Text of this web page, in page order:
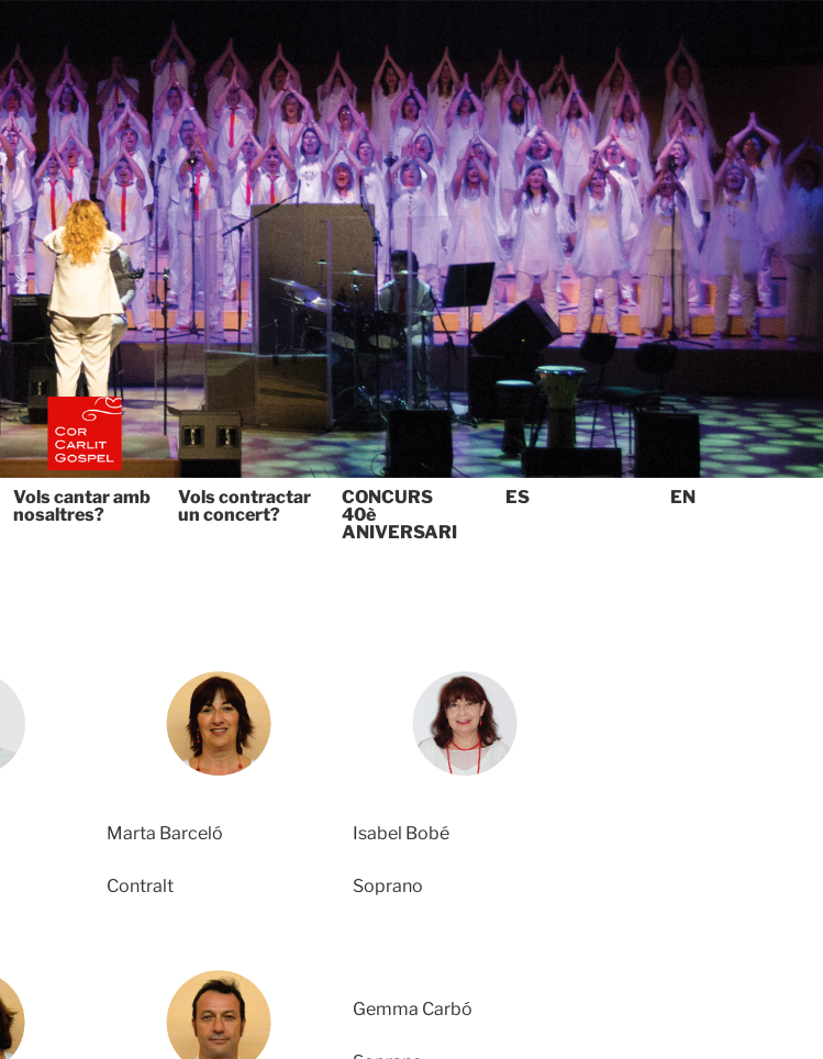
Vols cantar amb
nosaltres?
Vols contractar
un concert?
CONCURS
40è
ANIVERSARI
ES EN
Marta Barceló
Contralt
Isabel Bobé
Soprano
Gemma Carbó